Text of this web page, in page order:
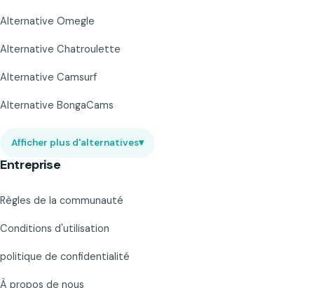
Alternative Omegle
Alternative Chatroulette
Alternative Camsurf
Alternative BongaCams
Afficher plus d'alternatives▾
Entreprise
Règles de la communauté
Conditions d'utilisation
politique de confidentialité
À propos de nous